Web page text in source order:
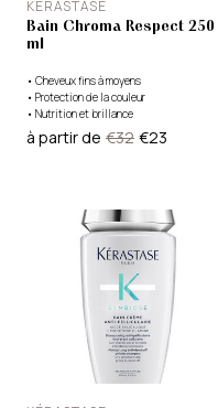
KÉRASTASE
Bain Chroma Respect 250
ml
• Cheveux fins à moyens
• Protection de la couleur
• Nutrition et brillance
à partir de €32 €23